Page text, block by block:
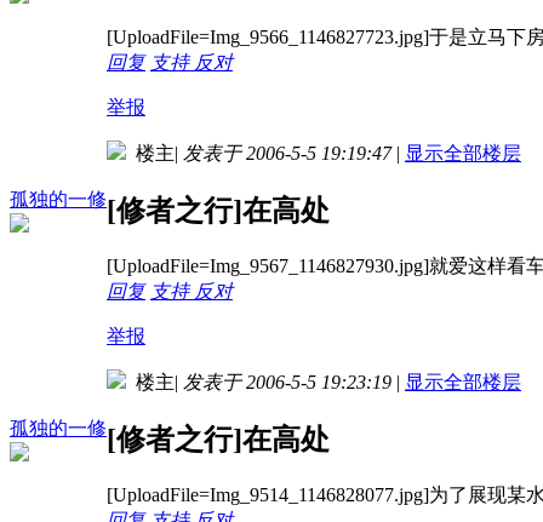
[UploadFile=Img_9566_1146827723.jpg]于是立马
回复 支持 反对
举报
孤独的一修
楼主| 发表于 2006-5-5 19:19:47 | 显示全部楼层
[修者之行]在高处
[UploadFile=Img_9567_1146827930.jpg]就爱这样看
回复 支持 反对
举报
孤独的一修
楼主| 发表于 2006-5-5 19:23:19 | 显示全部楼层
[修者之行]在高处
[UploadFile=Img_9514_1146828077.jpg]为了展现